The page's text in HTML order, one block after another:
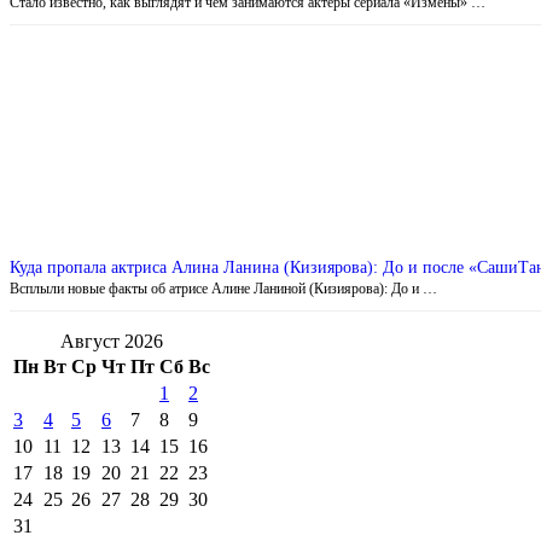
Куда пропала актриса Алина Ланина (Кизиярова): До и после
Всплыли новые факты об атрисе Алине Ланиной (Кизиярова): До и …
Август 2026
Пн Вт Ср Чт Пт Сб Вс
1
2
3
4 5 6 7 8
9
10 11 12 13 14 15 16
17 18 19 20 21 22 23
24 25 26 27 28 29 30
31